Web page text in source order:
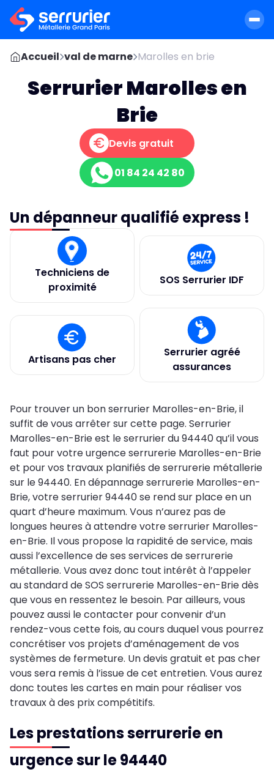
Accueil val de marne Marolles en brie
Serrurier Marolles en
Brie
Devis gratuit
01 84 24 42 80
Un dépanneur qualifié express !
Techniciens de
proximité
SOS Serrurier IDF
Artisans pas cher
Serrurier agréé
assurances
Pour trouver un bon serrurier Marolles-en-Brie, il
suffit de vous arrêter sur cette page. Serrurier
Marolles-en-Brie est le serrurier du 94440 qu’il vous
faut pour votre urgence serrurerie Marolles-en-Brie
et pour vos travaux planifiés de serrurerie métallerie
sur le 94440. En dépannage serrurerie Marolles-en-
Brie, votre serrurier 94440 se rend sur place en un
quart d’heure maximum. Vous n’aurez pas de
longues heures à attendre votre serrurier Marolles-
en-Brie. Il vous propose la rapidité de service, mais
aussi l’excellence de ses services de serrurerie
métallerie. Vous avez donc tout intérêt à l’appeler
au standard de SOS serrurerie Marolles-en-Brie dès
que vous en ressentez le besoin. Par ailleurs, vous
pouvez aussi le contacter pour convenir d’un
rendez-vous cette fois, au cours duquel vous pourrez
concrétiser vos projets d’aménagement de vos
systèmes de fermeture. Un devis gratuit et pas cher
vous sera remis à l’issue de cet entretien. Vous aurez
donc toutes les cartes en main pour réaliser vos
travaux à des prix compétitifs.
Les prestations serrurerie en
urgence sur le 94440